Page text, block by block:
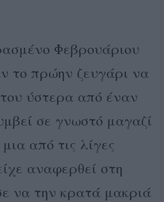
Φεβρουάριου
το πρώην ζευγάρι να
ύστερα από έναν
σε γνωστό μαγαζί
από τις λίγες
αναφερθεί στη
να την κρατά μακριά